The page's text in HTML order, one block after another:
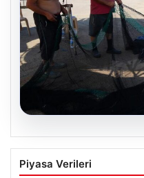
Yeni sezon 1
hazırlanıyoruz,
Piyasa Verileri